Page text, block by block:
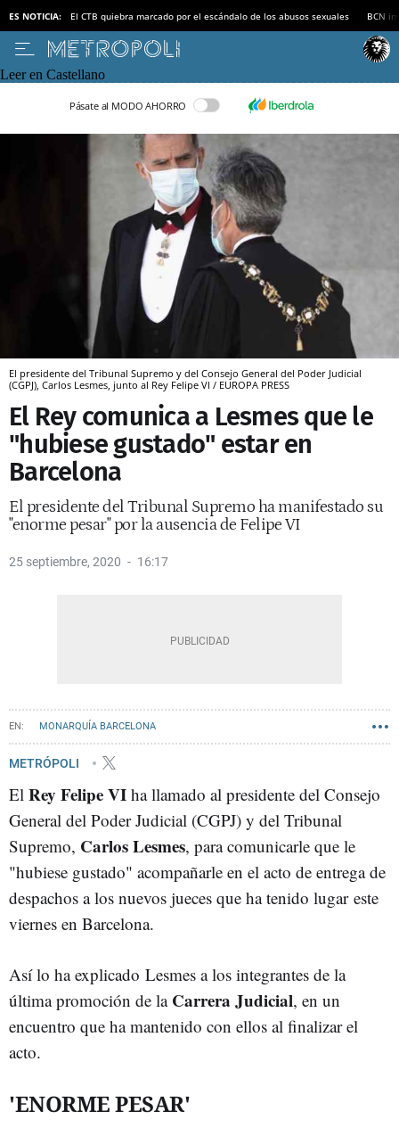
ES NOTICIA: El CTB quiebra marcado por el escándalo de los abusos sexuales BCN
Leer en Castellano
Pásate al MODO AHORRO
El presidente del Tribunal Supremo y del Consejo General del Poder Judicial
(CGPJ), Carlos Lesmes, junto al Rey Felipe VI / EUROPA PRESS
El Rey comunica a Lesmes que le
"hubiese gustado" estar en
Barcelona
El presidente del Tribunal Supremo ha manifestado su
"enorme pesar" por la ausencia de Felipe VI
25 septiembre, 2020 16:17
MONARQUÍA BARCELONA
METRÓPOLI
El Rey Felipe VI ha llamado al presidente del Consejo
General del Poder Judicial (CGPJ) y del Tribunal
Supremo, Carlos Lesmes, para comunicarle que le
"hubiese gustado" acompañarle en el acto de entrega de
despachos a los nuevos jueces que ha tenido lugar este
viernes en Barcelona.
Así lo ha explicado Lesmes a los integrantes de la
última promoción de laCarrera Judicial, en un
encuentro que ha mantenido con ellos al finalizar el
acto.
'ENORME PESAR'